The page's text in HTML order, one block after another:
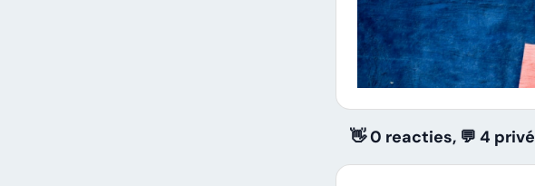
👋 0 reacties, 💬 4 privé